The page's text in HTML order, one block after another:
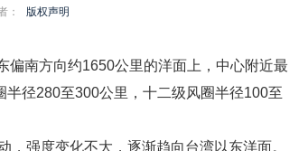
： 版权声明
偏南方向约1650公里的洋面上，中心附近最
径280至300公里，十二级风圈半径100至
强度变化不大，逐渐趋向台湾以东洋面。